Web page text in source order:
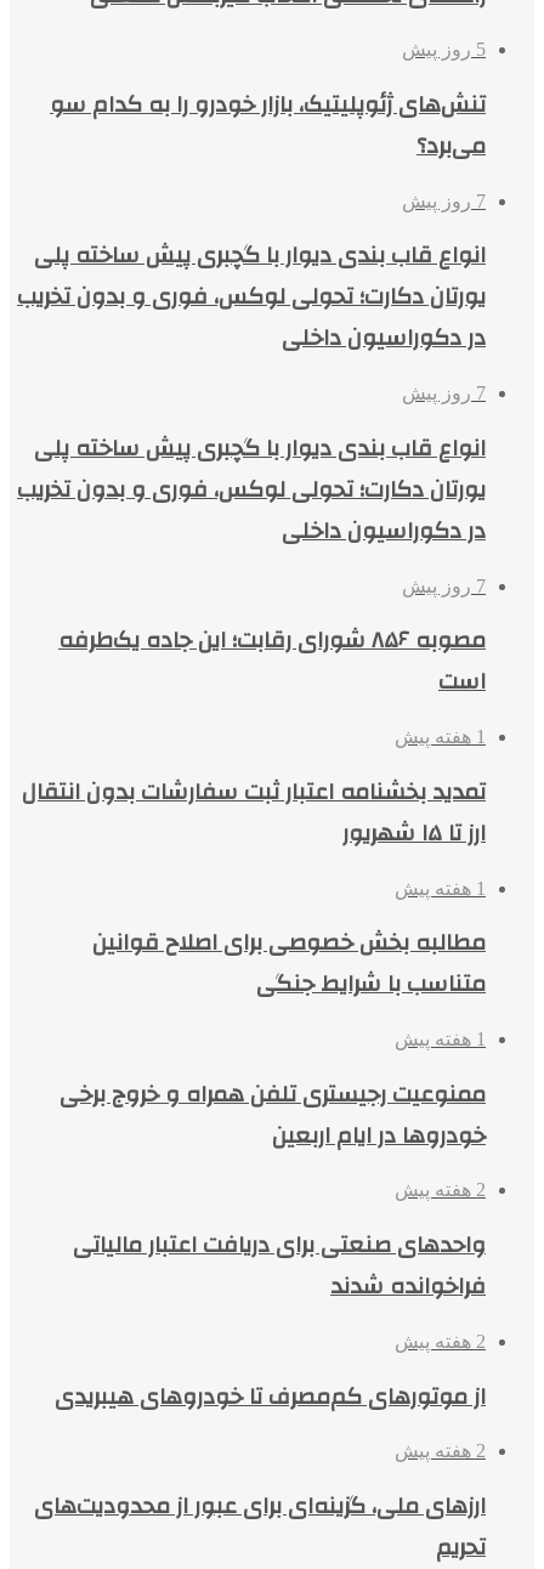
5 روز پیش
تنش‌های ژئوپلیتیک، بازار خودرو را به کدام سو
می‌برد؟
7 روز پیش
انواع قاب بندی دیوار با گچبری پیش ساخته پلی
یورتان دکارت؛ تحولی لوکس، فوری و بدون تخریب
در دکوراسیون داخلی
7 روز پیش
انواع قاب بندی دیوار با گچبری پیش ساخته پلی
یورتان دکارت؛ تحولی لوکس، فوری و بدون تخریب
در دکوراسیون داخلی
7 روز پیش
مصوبه ۸۵۶ شورای رقابت؛ این جاده یک‌طرفه
است
1 هفته پیش
تمدید بخشنامه اعتبار ثبت سفارشات بدون انتقال
ارز تا ۱۵ شهریور
1 هفته پیش
مطالبه بخش خصوصی برای اصلاح قوانین
متناسب با شرایط جنگی
1 هفته پیش
ممنوعیت رجیستری تلفن همراه و خروج برخی
خودروها در ایام اربعین
2 هفته پیش
واحدهای صنعتی برای دریافت اعتبار مالیاتی
فراخوانده شدند
2 هفته پیش
از موتورهای کم‌مصرف تا خودروهای هیبریدی
2 هفته پیش
ارزهای ملی، گزینه‌ای برای عبور از محدودیت‌های
تحریم